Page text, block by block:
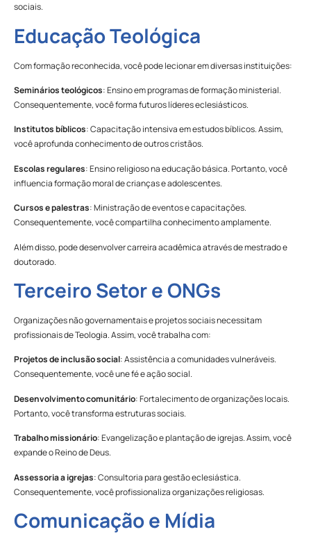
sociais.
Educação Teológica
Com formação reconhecida, você pode lecionar em diversas instituições:
Seminários teológicos: Ensino em programas de formação ministerial.
Consequentemente, você forma futuros líderes eclesiásticos.
Institutos bíblicos: Capacitação intensiva em estudos bíblicos. Assim,
você aprofunda conhecimento de outros cristãos.
Escolas regulares: Ensino religioso na educação básica. Portanto, você
influencia formação moral de crianças e adolescentes.
Cursos e palestras: Ministração de eventos e capacitações.
Consequentemente, você compartilha conhecimento amplamente.
Além disso, pode desenvolver carreira acadêmica através de mestrado e
doutorado.
Terceiro Setor e ONGs
Organizações não governamentais e projetos sociais necessitam
profissionais de Teologia. Assim, você trabalha com:
Projetos de inclusão social: Assistência a comunidades vulneráveis.
Consequentemente, você une fé e ação social.
Desenvolvimento comunitário: Fortalecimento de organizações locais.
Portanto, você transforma estruturas sociais.
Trabalho missionário: Evangelização e plantação de igrejas. Assim, você
expande o Reino de Deus.
Assessoria a igrejas: Consultoria para gestão eclesiástica.
Consequentemente, você profissionaliza organizações religiosas.
Comunicação e Mídia